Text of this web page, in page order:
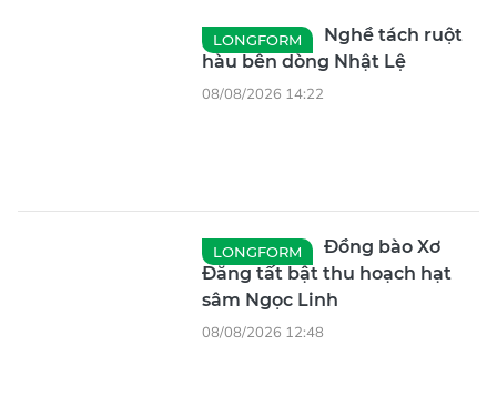
LONGFORM
Nghề tách ruột
hàu bên dòng Nhật Lệ
08/08/2026 14:22
LONGFORM
Đồng bào Xơ
Đăng tất bật thu hoạch hạt
sâm Ngọc Linh
08/08/2026 12:48